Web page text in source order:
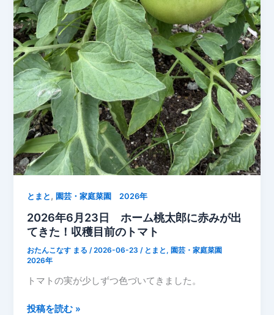
収
穫！
収
穫
時
に
枝
が
裂
け
て
応
処
置
とまと ,園芸・家庭菜園 2026年
2026年6月23日 ホーム桃太郎に赤みが出
てきた！収穫目前のトマト
おたんこなす まる/2026-06-23/ とまと , 園芸・家庭菜園
2026年
トマトの実が少しずつ色づいてきました。
2026
投稿を読む »